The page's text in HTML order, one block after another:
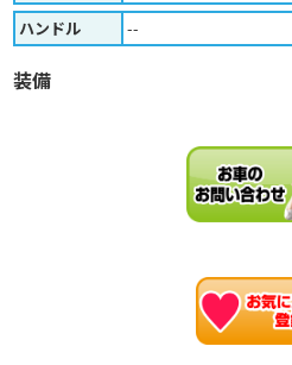
ハンドル
--
装備